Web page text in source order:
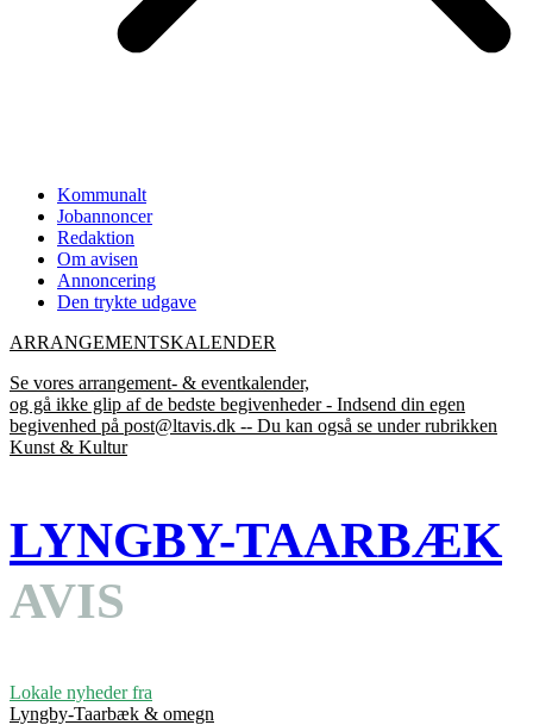
Kommunalt
Jobannoncer
Redaktion
Om avisen
Annoncering
Den trykte udgave
ARRANGEMENTSKALENDER
Se vores arrangement- & eventkalender,
og gå ikke glip af de bedste begivenheder - Indsend din egen
begivenhed på post@ltavis.dk -- Du kan også se under rubrikken
Kunst & Kultur
LYNGBY-TAARBÆK
AVIS
Lokale nyheder fra
Lyngby-Taarbæk & omegn